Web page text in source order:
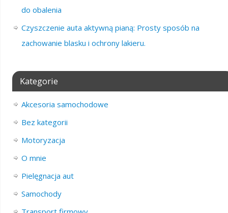
do obalenia
Czyszczenie auta aktywną pianą: Prosty sposób na
zachowanie blasku i ochrony lakieru.
Kategorie
Akcesoria samochodowe
Bez kategorii
Motoryzacja
O mnie
Pielęgnacja aut
Samochody